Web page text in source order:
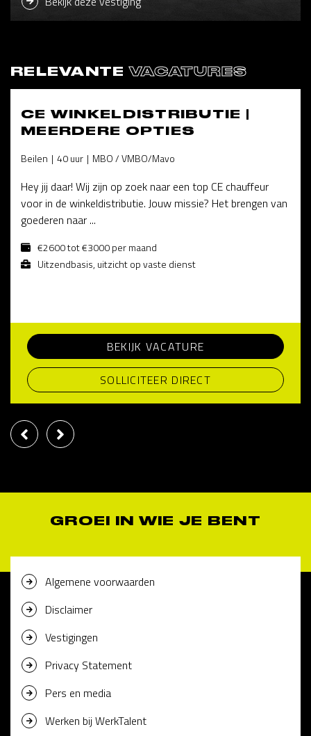
RELEVANTEVACATURES
CE WINKELDISTRIBUTIE |
MEERDERE OPTIES
Beilen 40 uur MBO / VMBO/Mavo
Hey jij daar! Wij zijn op zoek naar een top CE chauffeur
voor in de winkeldistributie. Jouw missie? Het brengen van
goederen naar ...
€2600 tot €3000 per maand
Uitzendbasis, uitzicht op vaste dienst
BEKIJK VACATURE
SOLLICITEER DIRECT
GROEI IN WIE JE BENT
Algemene voorwaarden
Disclaimer
Vestigingen
Privacy Statement
Pers en media
Werken bij WerkTalent